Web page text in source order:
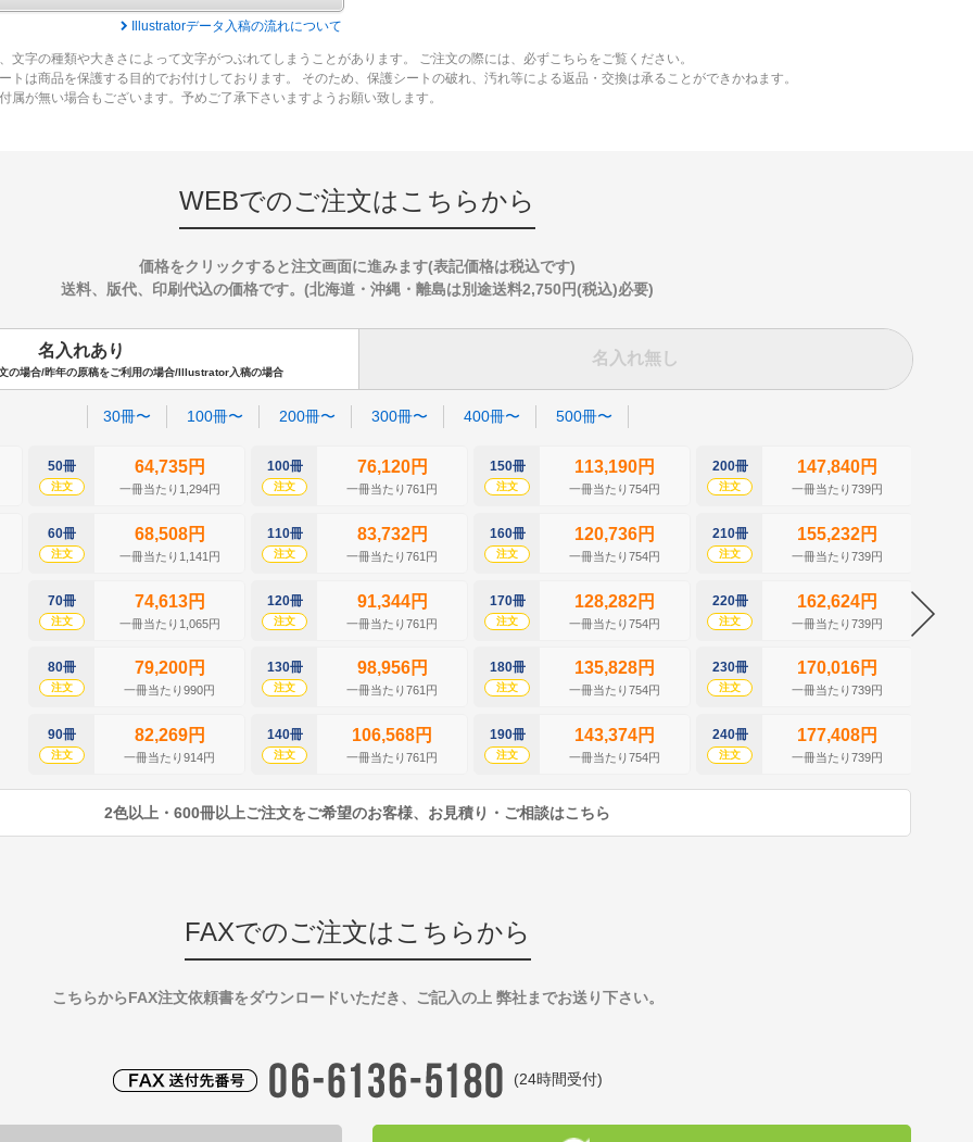
Illustratorデータ入稿の流れについて
字の種類や大きさによって文字がつぶれてしまうことがあります。 ご注文の際には、必ずこちらをご覧ください。
は商品を保護する目的でお付けしております。 そのため、保護シートの破れ、汚れ等による返品・交換は承ることができかねます。
属が無い場合もございます。予めご了承下さいますようお願い致します。
WEBでのご注文はこちらから
価格をクリックすると注文画面に進みます(表記価格は税込です)
送料、版代、印刷代込の価格です。(北海道・沖縄・離島は別途送料2,750円(税込)必要)
名入れあり
の場合/昨年の原稿をご利用の場合/Illustrator入稿の場合
名入れ無し
30冊〜 100冊〜 200冊〜 300冊〜 400冊〜 500冊〜
50冊
注文
64,735円
一冊当たり1,294円
60冊
注文
68,508円
一冊当たり1,141円
70冊
注文
74,613円
一冊当たり1,065円
80冊
注文
79,200円
一冊当たり990円
90冊
注文
82,269円
一冊当たり914円
100冊
注文
76,120円
一冊当たり761円
110冊
注文
83,732円
一冊当たり761円
120冊
注文
91,344円
一冊当たり761円
130冊
注文
98,956円
一冊当たり761円
140冊
注文
106,568円
一冊当たり761円
150冊
注文
113,190円
一冊当たり754円
160冊
注文
120,736円
一冊当たり754円
170冊
注文
128,282円
一冊当たり754円
180冊
注文
135,828円
一冊当たり754円
190冊
注文
143,374円
一冊当たり754円
200冊
注文
147,840円
一冊当たり739円
210冊
注文
155,232円
一冊当たり739円
220冊
注文
162,624円
一冊当たり739円
230冊
注文
170,016円
一冊当たり739円
240冊
注文
177,408円
一冊当たり739円
2色以上・600冊以上ご注文をご希望のお客様、お見積り・ご相談はこちら
FAXでのご注文はこちらから
こちらからFAX注文依頼書をダウンロードいただき、ご記入の上 弊社までお送り下さい。
(24時間受付)